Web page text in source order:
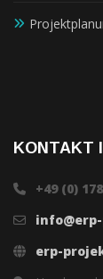
KONTAKT
+49 (0)
erp-